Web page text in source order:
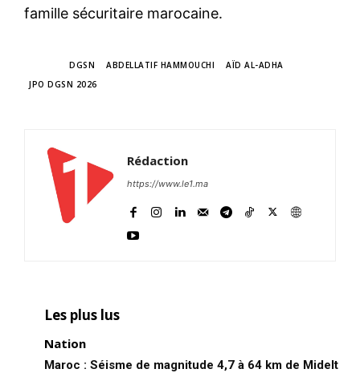
famille sécuritaire marocaine.
DGSN ABDELLATIF HAMMOUCHI
AÏD AL-ADHA
JPO DGSN 2026
Rédaction
https://www.le1.ma
Les plus lus
Nation
Maroc : Séisme de magnitude 4,7 à 64 km de Midelt